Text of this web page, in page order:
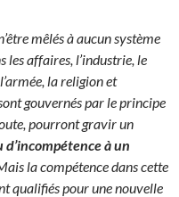
mêlés à aucun système
les affaires, l’industrie, le
la religion et
gouvernés par le principe
pourront gravir un
d’incompétence à un
la compétence dans cette
qualifiés pour une nouvelle